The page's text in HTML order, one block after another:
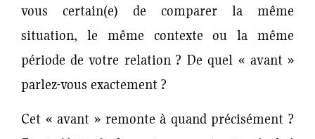
vous certain(e) de comparer la même
situation, le même contexte ou la même
période de votre relation ? De quel « avant »
parlez-vous exactement ?
Cet « avant » remonte à quand précisément ?